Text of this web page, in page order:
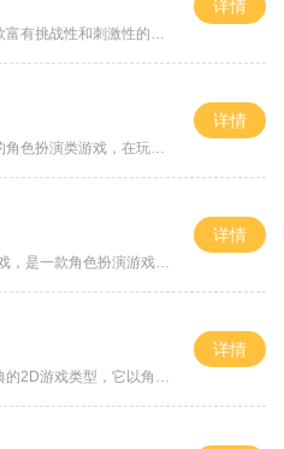
《打金传奇新服》是一款富有挑战性和刺激性的多人在线角色扮演游戏。本游戏采用传统的MMORPG风格，带给玩家沉浸式的游戏体验。玩家将扮演一个英勇的战士，探索一个神秘的幻想世
详情
传奇游戏作为一个经典的角色扮演类游戏，在玩家心中一直享有盛誉。而在这个充满热血与挑战的游戏中，决战玛法热血服无疑是一颗璀璨的明星。它以真实的2D游戏画面、万人在线的特
详情
传奇是一款经典的2D游戏，是一款角色扮演游戏，拥有万人在线的玩家互动模式，给玩家提供了多人在线交互的机会。神器攻速版官网作为传奇游戏的官方网站，为玩家提供了全面的游戏
详情
传奇游戏是一个非常经典的2D游戏类型，它以角色扮演为基础，能够容纳万人在线的玩家互动。而在众多传奇游戏中，七彩火龙装备的传奇无疑是闪耀的明星。它以其独特的玩法和激烈的
详情